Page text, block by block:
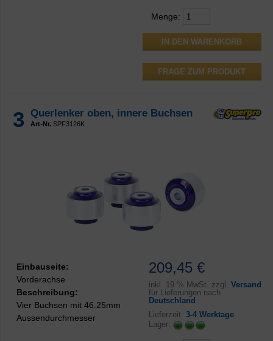
Menge:
FRAGE ZUM PRODUKT
3 Querlenker oben, innere Buchsen
Art-Nr. SPF3126K
209,45 €
inkl. 19 % MwSt. zzgl. Versand
für Lieferungen nach
Deutschland
Lieferzeit: 3-4 Werktage
Lager:
Einbauseite:
Vorderachse
Beschreibung:
Vier Buchsen mit 46.25mm
Aussendurchmesser